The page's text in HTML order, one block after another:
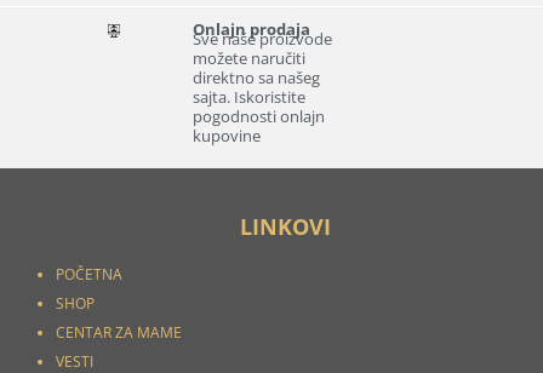
Onlajn prodaja
Sve naše proizvode
možete naručiti
direktno sa našeg
sajta. Iskoristite
pogodnosti onlajn
kupovine
LINKOVI
POČETNA
SHOP
CENTAR ZA MAME
VESTI